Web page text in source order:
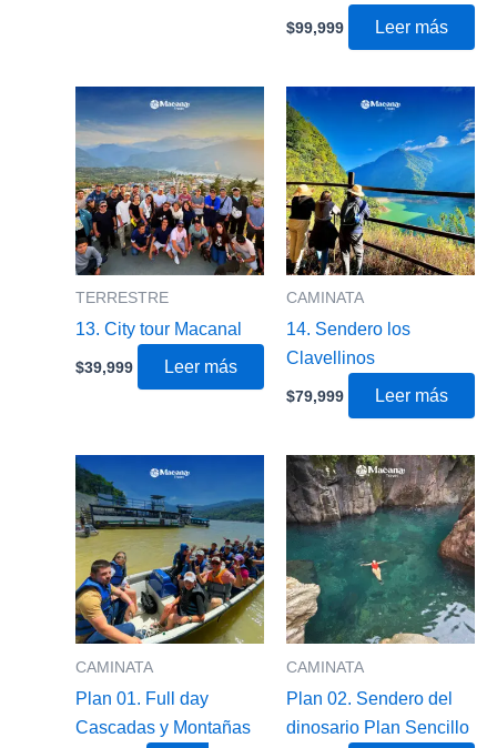
$99,999 Leer más
TERRESTRE
13. City tour Macanal
$39,999 Leer más
CAMINATA
14. Sendero los
Clavellinos
$79,999 Leer más
CAMINATA
Plan 01. Full day
Cascadas y Montañas
CAMINATA
Plan 02. Sendero del
dinosario Plan Sencillo